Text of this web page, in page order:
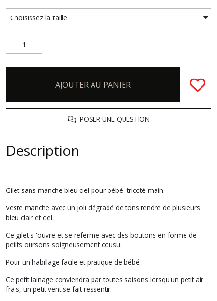
AJOUTER AU PANIER
POSER UNE QUESTION
Description
Gilet sans manche bleu ciel pour bébé tricoté main.
Veste manche avec un joli dégradé de tons tendre de plusieurs
bleu clair et ciel.
Ce gilet s 'ouvre et se referme avec des boutons en forme de
petits oursons soigneusement cousu.
Pour un habillage facile et pratique de bébé.
Ce petit lainage conviendra par toutes saisons lorsqu'un petit air
frais, un petit vent se fait ressentir.